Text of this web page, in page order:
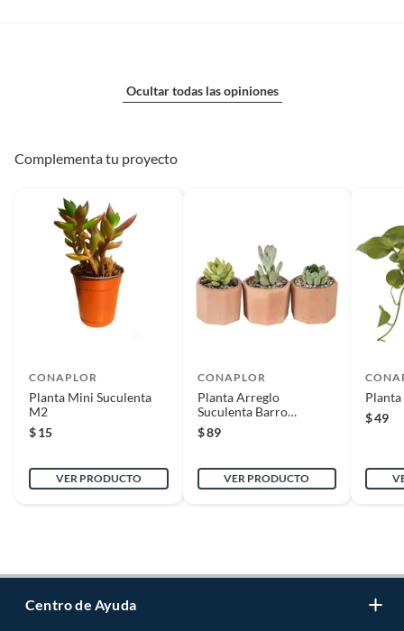
Ocultar todas las opiniones
Complementa tu proyecto
CONAPLOR
Planta Mini Suculenta
M2
$15
VER PRODUCTO
CONAPLOR
Planta Arreglo
Suculenta Barro
Hexagonal
$89
VER PRODUCTO
$49
Centro de Ayuda